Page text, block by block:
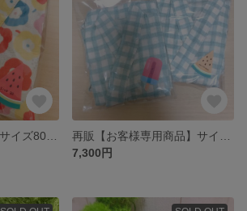
7,300円